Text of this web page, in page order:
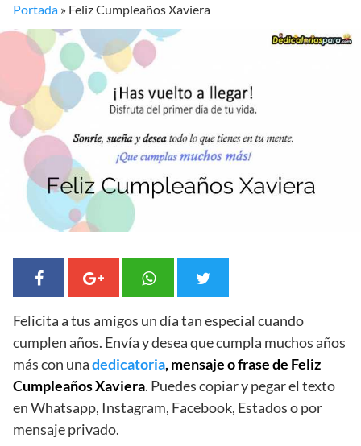
Portada » Feliz Cumpleaños Xaviera
Felicita a tus amigos un día tan especial cuando
cumplen años. Envía y desea que cumpla muchos años
más con unadedicatoria, mensaje o frase de Feliz
Cumpleaños Xaviera. Puedes copiar y pegar el texto
en Whatsapp, Instagram, Facebook, Estados o por
mensaje privado.